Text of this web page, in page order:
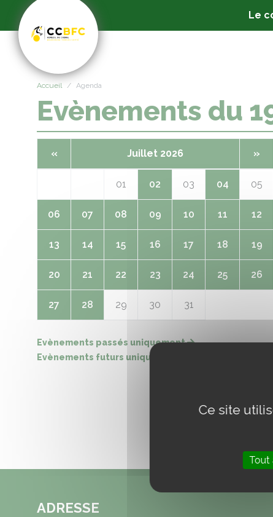
Le
Accueil Agenda
Evènements du
« Juillet 2026 »
01 02 03 04 05
06 07 08 09 10 11 12
13 14 15 16 17 18 19
20 21 22 23 24 25 26
27 28 29 30 31
Evènements passés uniquement
Evènements futurs uniquement
ADRESSE
Panneau de gestion des cookies
Ce site
Tout